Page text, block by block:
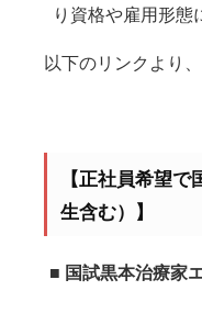
り資格や雇用形態
以下のリンクより
【正社員希望
生含む）】
■ 国試黒本治療家